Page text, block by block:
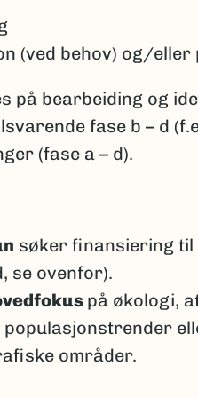
(ved behov) og/eller
på bearbeiding og
fase b – d
(fase a – d).
søker finansiering
se ovenfor).
på økologi,
populasjonstrender
områder.